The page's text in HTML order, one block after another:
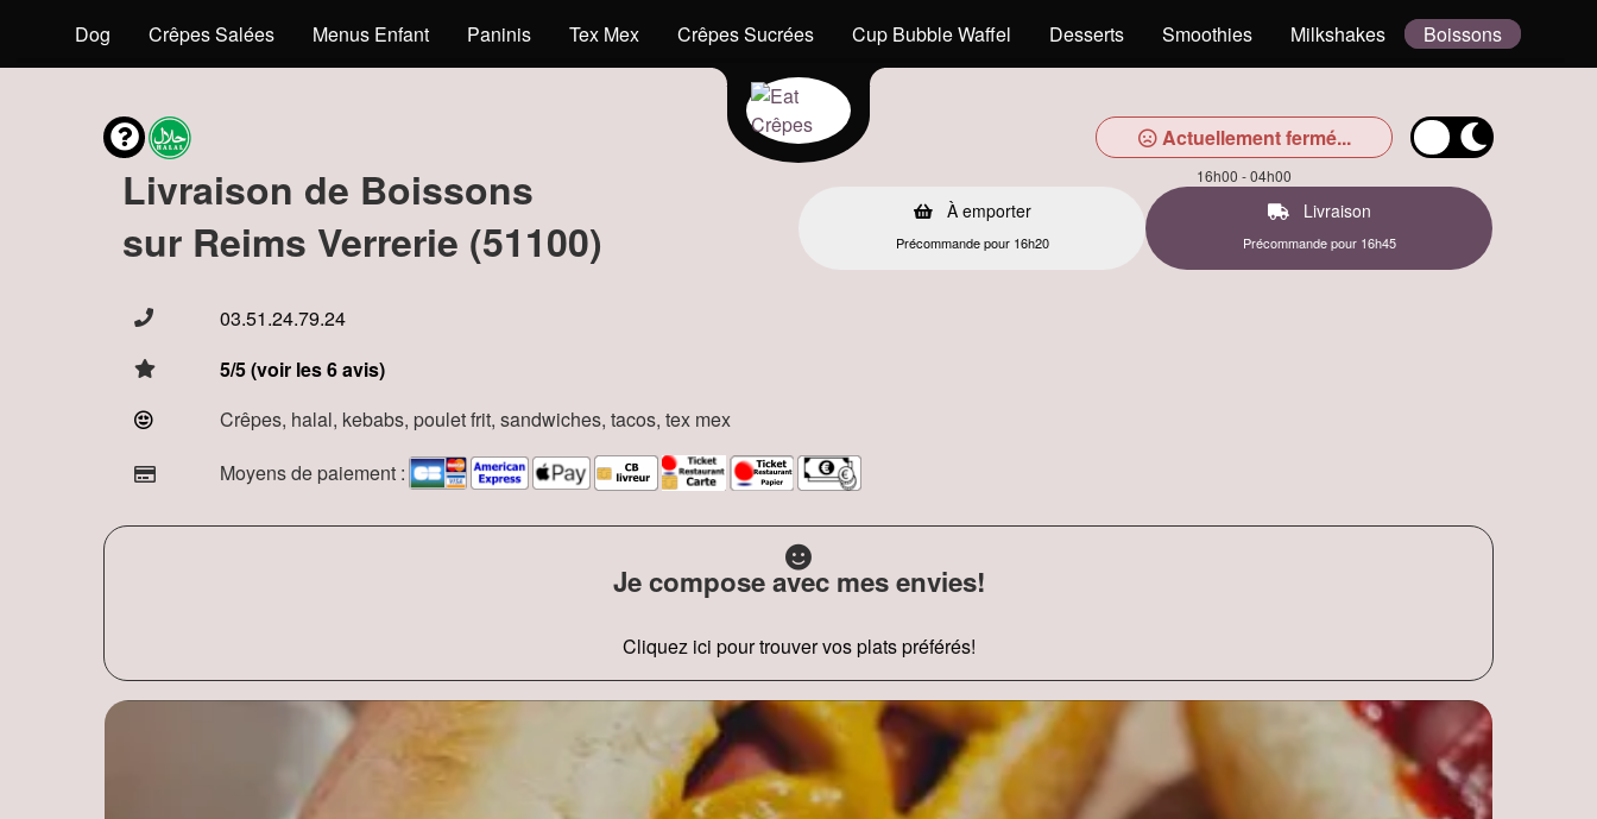
Hot Dog Crêpes Salées Menus Enfant Paninis Tex Mex Crêpes Sucrées Cup Bubble Waffel Desserts Smoothies Milkshakes Boissons
Actuellement fermé...
16h00 - 04h00
Livraison de Boissons
sur Reims Verrerie (51100)
À emporter
Précommande pour 16h20
Livraison
Précommande pour 16h45
03.51.24.79.24
5/5 (voir les 6 avis)
Crêpes, halal, kebabs, poulet frit, sandwiches, tacos, tex mex
Moyens de paiement :
Je compose avec mes envies!
Cliquez ici pour trouver vos plats préférés!